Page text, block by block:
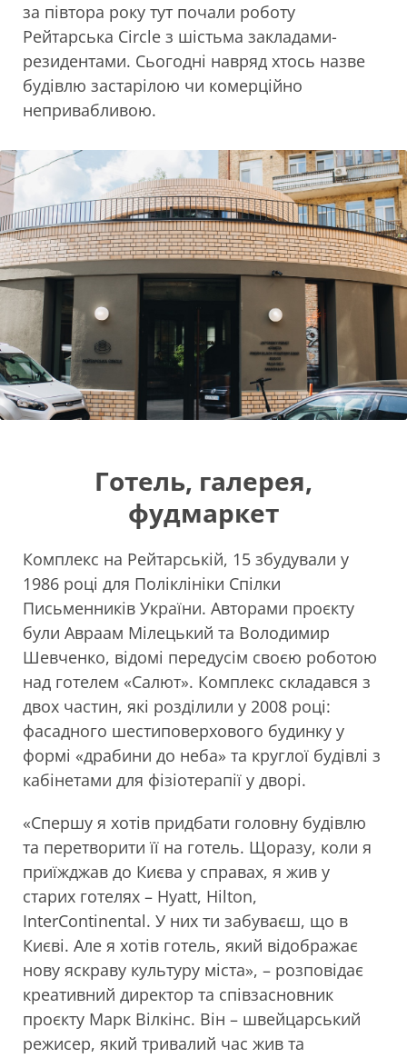
за півтора року тут почали роботу
Рейтарська Circle з шістьма закладами-
резидентами. Сьогодні навряд хтось назве
будівлю застарілою чи комерційно
непривабливою.
Готель, галерея,
фудмаркет
Комплекс на Рейтарській, 15 збудували у
1986 році для Поліклініки Спілки
Письменників України. Авторами проєкту
були Авраам Мілецький та Володимир
Шевченко, відомі передусім своєю роботою
над готелем «Салют». Комплекс складався з
двох частин, які розділили у 2008 році:
фасадного шестиповерхового будинку у
формі «драбини до неба» та круглої будівлі з
кабінетами для фізіотерапії у дворі.
«Спершу я хотів придбати головну будівлю
та перетворити її на готель. Щоразу, коли я
приїжджав до Києва у справах, я жив у
старих готелях – Hyatt, Hilton,
InterContinental. У них ти забуваєш, що в
Києві. Але я хотів готель, який відображає
нову яскраву культуру міста», – розповідає
креативний директор та співзасновник
проєкту Марк Вілкінс. Він – швейцарський
режисер, який тривалий час жив та